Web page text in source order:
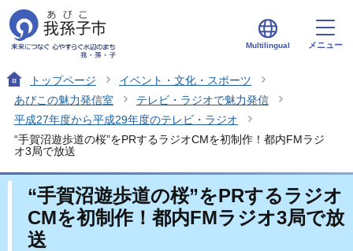
Multilingual メニュー
トップページ
イベント・文化・スポーツ
あびこの魅力発信室
テレビ・ラジオで魅力発信
平成27年度から平成29年度のテレビ・ラジオ
“手賀沼遊歩道の桜”をPRするラジオCMを初制作！都内FMラジ
オ3局で放送
“手賀沼遊歩道の桜”をPRするラジオ
CMを初制作！都内FMラジオ3局で放
送